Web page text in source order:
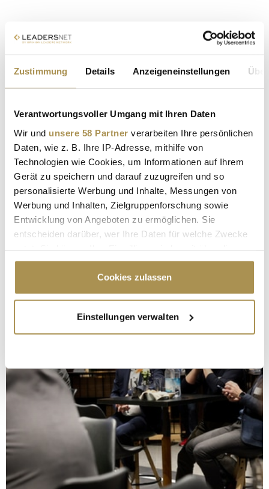
Zustimmung Details Anzeigeneinstellungen
Verantwortungsvoller Umgang mit Ihren Daten
Wir und unsere 58 Partner verarbeiten Ihre persönlichen
Daten, wie z. B. Ihre IP-Adresse, mithilfe von
Technologien wie Cookies, um Informationen auf Ihrem
Gerät zu speichern und darauf zuzugreifen und so
personalisierte Werbung und Inhalte, Messungen von
Werbung und Inhalten, Zielgruppenforschung sowie
Entwicklung von Angeboten zu ermöglichen. Sie
entscheiden darüber, wer Ihre Daten für welche Zwecke
Cookie-Erklärung oder durch Klicken auf das Privacy
Trigger Symbol ändern oder widerrufen
Informationen über Ihre geografische Lage
erfassen, welche bis auf einige Meter genau sein
bestimmten Merkmalen (Fingerprinting) identifizieren
Erfahren Sie mehr darüber, wie Ihre persönlichen Daten
verarbeitet werden, und legen Sie Ihre Präferenzen im
Abschnitt Einzelheitenfest.
Wir verwenden Cookies, um Inhalte und Anzeigen zu
personalisieren, Funktionen für soziale Medien anbieten
zu können und die Zugriffe auf unsere Website zu
Cookies zulassen
Einstellungen verwalten